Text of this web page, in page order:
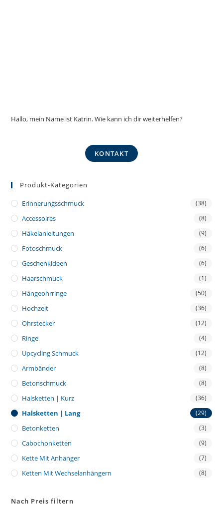
Hallo, mein Name ist Katrin. Wie kann ich dir weiterhelfen?
KONTAKT
Produkt-Kategorien
Erinnerungsschmuck (38)
Accessoires (8)
Häkelanleitungen (9)
Fotoschmuck (6)
Geschenkideen (6)
Haarschmuck (1)
Hängeohrringe (50)
Hochzeit (36)
Ohrstecker (12)
Ringe (4)
Upcycling Schmuck (12)
Armbänder (8)
Betonschmuck (8)
Halsketten | Kurz (36)
Halsketten | Lang (29)
Betonketten (3)
Cabochonketten (9)
Kette Mit Anhänger (7)
Ketten Mit Wechselanhängern (8)
Nach Preis filtern